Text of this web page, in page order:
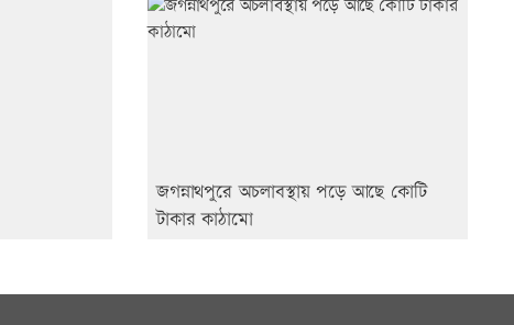
জগন্নাথপুরে অচলাবস্থায় পড়ে আছে কোটি
টাকার কাঠামো